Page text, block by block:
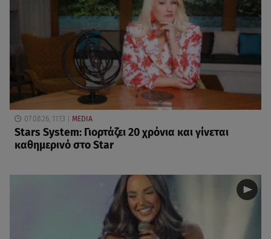
07.08.26, 11:13 MEDIA
Stars System: Γιορτάζει 20 χρόνια και γίνεται
καθημερινό στο Star